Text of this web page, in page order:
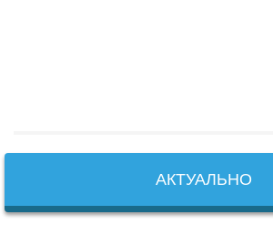
Відокремлений
підрозділ санітарної
видах транспорту ДУ
АКТУАЛЬНО